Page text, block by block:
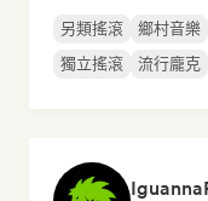
另類搖滾 鄉村音樂
獨立搖滾
流行龐克